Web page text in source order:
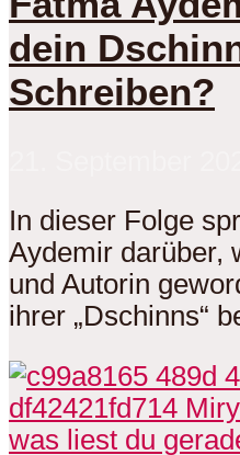
dein
Schreiben?
In dieser Folge
Aydemir darüber,
und Autorin
ihrer „Dschinns“